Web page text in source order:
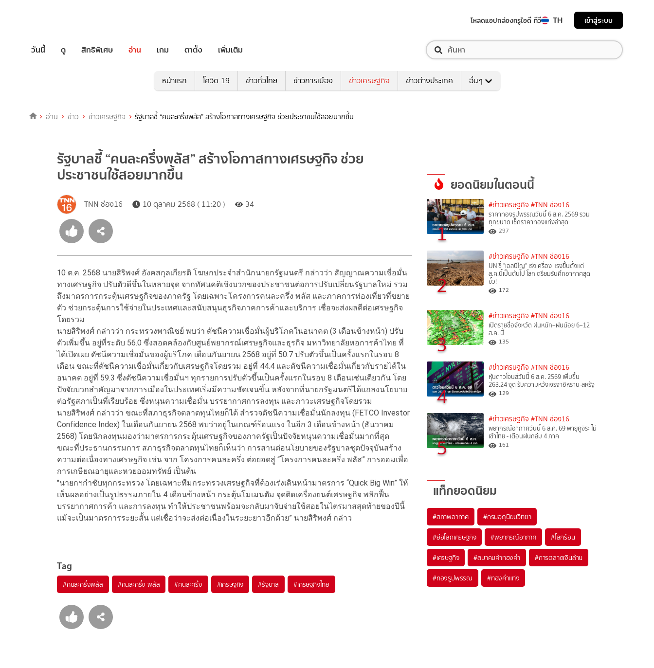
โหลดแอปกล่องทรูไอดี ทีวี TH เข้าสู่ระบบ
วันนี้ ดู สิทธิพิเศษ อ่าน เกม ตาตั้ง เพิ่มเติม
หน้าแรก โควิด-19 ข่าวทั่วไทย ข่าวการเมือง ข่าวเศรษฐกิจ ข่าวต่างประเทศ อื่นๆ
อ่าน ข่าว ข่าวเศรษฐกิจ รัฐบาลชี้ “คนละครึ่งพลัส” สร้างโอกาสทางเศรษฐกิจ ช่วยประชาชนใช้สอยมากขึ้น
รัฐบาลชี้ “คนละครึ่งพลัส” สร้างโอกาสทางเศรษฐกิจ ช่วย
ประชาชนใช้สอยมากขึ้น
TNN ช่อง16 10 ตุลาคม 2568 ( 11:20 ) 34
10 ต.ค. 2568 นายสิริพงศ์ อังคสกุลเกียรติ โฆษกประจำสำนักนายกรัฐมนตรี กล่าวว่า สัญญาณความเชื่อมั่น
ทางเศรษฐกิจ ปรับตัวดีขึ้นในหลายจุด จากทัศนคติเชิงบวกของประชาชนต่อการปรับเปลี่ยนรัฐบาลใหม่ รวม
ถึงมาตรการกระตุ้นเศรษฐกิจของภาครัฐ โดยเฉพาะโครงการคนละครึ่ง พลัส และภาคการท่องเที่ยวที่ขยาย
ตัว ช่วยกระตุ้นการใช้จ่ายในประเทศและสนับสนุนธุรกิจภาคการค้าและบริการ เชื่อจะส่งผลดีต่อเศรษฐกิจ
โดยรวม
นายสิริพงศ์ กล่าวว่า กระทรวงพาณิชย์ พบว่า ดัชนีความเชื่อมั่นผู้บริโภคในอนาคต (3 เดือนข้างหน้า) ปรับ
ตัวเพิ่มขึ้น อยู่ที่ระดับ 56.0 ซึ่งสอดคล้องกับศูนย์พยากรณ์เศรษฐกิจและธุรกิจ มหาวิทยาลัยหอการค้าไทย ที่
ได้เปิดเผย ดัชนีความเชื่อมั่นของผู้บริโภค เดือนกันยายน 2568 อยู่ที่ 50.7 ปรับตัวขึ้นเป็นครั้งแรกในรอบ 8
เดือน ขณะที่ดัชนีความเชื่อมั่นเกี่ยวกับเศรษฐกิจโดยรวม อยู่ที่ 44.4 และดัชนีความเชื่อมั่นเกี่ยวกับรายได้ใน
อนาคต อยู่ที่ 59.3 ซึ่งดัชนีความเชื่อมั่นฯ ทุกรายการปรับตัวขึ้นเป็นครั้งแรกในรอบ 8 เดือนเช่นเดียวกัน โดย
ปัจจัยบวกสำคัญมาจากการเมืองในประเทศเริ่มมีความชัดเจนขึ้น หลังจากที่นายกรัฐมนตรีได้แถลงนโยบาย
ต่อรัฐสภาเป็นที่เรียบร้อย ซึ่งหนุนความเชื่อมั่น บรรยากาศการลงทุน และภาวะเศรษฐกิจโดยรวม
นายสิริพงศ์ กล่าวว่า ขณะที่สภาธุรกิจตลาดทุนไทยก็ได้ สำรวจดัชนีความเชื่อมั่นนักลงทุน (FETCO Investor
Confidence Index) ในเดือนกันยายน 2568 พบว่าอยู่ในเกณฑ์ร้อนแรง ในอีก 3 เดือนข้างหน้า (ธันวาคม
2568) โดยนักลงทุนมองว่ามาตรการกระตุ้นเศรษฐกิจของภาครัฐเป็นปัจจัยหนุนความเชื่อมั่นมากที่สุด
ขณะที่ประธานกรรมการ สภาธุรกิจตลาดทุนไทยก็เห็นว่า การสานต่อนโยบายของรัฐบาลชุดปัจจุบันสร้าง
ความต่อเนื่องทางเศรษฐกิจ เช่น จาก โครงการคนละครึ่ง ต่อยอดสู่ “โครงการคนละครึ่ง พลัส” การออมเพื่อ
การเกษียณอายุและหวยออมทรัพย์ เป็นต้น
"นายกฯกำชับทุกกระทรวง โดยเฉพาะทีมกระทรวงเศรษฐกิจที่ต้องเร่งเดินหน้ามาตรการ “Quick Big Win” ให้
เห็นผลอย่างเป็นรูปธรรมภายใน 4 เดือนข้างหน้า กระตุ้นโมเมนตัม จุดติดเครื่องยนต์เศรษฐกิจ พลิกฟื้น
บรรยากาศการค้า และการลงทุน ทำให้ประชาชนพร้อมจะกลับมาจับจ่ายใช้สอยในไตรมาสสุดท้ายของปีนี้
แม้จะเป็นมาตรการระยะสั้น แต่เชื่อว่าจะส่งต่อเนื่องในระยะยาวอีกด้วย” นายสิริพงศ์ กล่าว
Tag
#คนละครึ่งพลัส #คนละครึ่ง พลัส #คนละครึ่ง #เศรษฐกิจ #รัฐบาล #เศรษฐกิจไทย
ยอดนิยมในตอนนี้
1
#ข่าวเศรษฐกิจ #TNN ช่อง16
ราคาทองรูปพรรณวันนี้ 6 ส.ค. 2569 รวม
ทุกขนาด เช็กราคาทองแท่งล่าสุด
297
2
#ข่าวเศรษฐกิจ #TNN ช่อง16
UN ชี้ "เอลนีโญ" เร่งเครื่อง แรงขึ้นตั้งแต่
ส.ค.นี้เป็นต้นไป โลกเตรียมรับศึกอากาศสุด
ขั้ว!
172
3
#ข่าวเศรษฐกิจ #TNN ช่อง16
เปิดรายชื่อจังหวัด ฝนหนัก–ฝนน้อย 6–12
ส.ค. นี้
135
4
#ข่าวเศรษฐกิจ #TNN ช่อง16
หุ้นดาวโจนส์วันนี้ 6 ส.ค. 2569 เพิ่มขึ้น
263.24 จุด รับความหวังเจรจาอิหร่าน-สหรัฐ
129
5
#ข่าวเศรษฐกิจ #TNN ช่อง16
พยากรณ์อากาศวันนี้ 6 ส.ค. 69 พายุคูจิระ ไม่
เข้าไทย - เตือนฝนถล่ม 4 ภาค
161
แท็กยอดนิยม
#สภาพอากาศ #กรมอุตุนิยมวิทยา
#ย่อโลกเศรษฐกิจ #พยากรณ์อากาศ #โลกร้อน
#เศรษฐกิจ #สมาคมค้าทองคำ #การตลาดเงินล้าน
#ทองรูปพรรณ #ทองคำแท่ง